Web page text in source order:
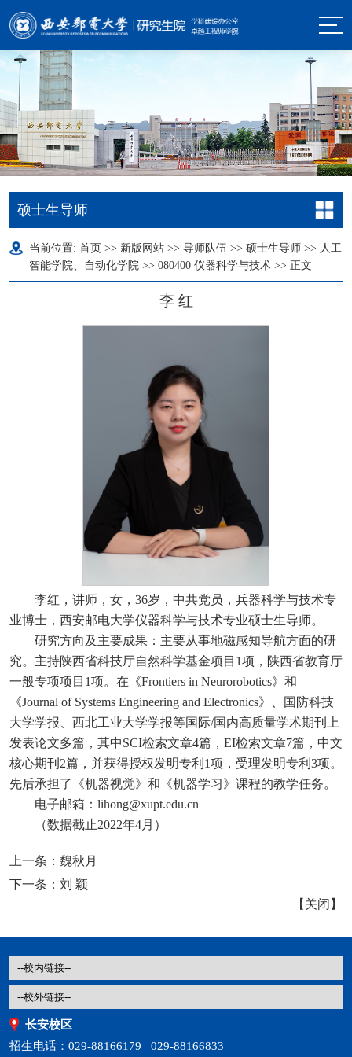
硕士生导师
当前位置: 首页 >> 新版网站 >> 导师队伍 >> 硕士生导师 >> 人工
智能学院、自动化学院 >> 080400 仪器科学与技术 >> 正文
李 红
李红，讲师，女，36岁，中共党员，兵器科学与技术专
业博士，西安邮电大学仪器科学与技术专业硕士生导师。
研究方向及主要成果：主要从事地磁感知导航方面的研
究。主持陕西省科技厅自然科学基金项目1项，陕西省教育厅
一般专项项目1项。在《Frontiers in Neurorobotics》和
《Journal of Systems Engineering and Electronics》、国防科技
大学学报、西北工业大学学报等国际/国内高质量学术期刊上
发表论文多篇，其中SCI检索文章4篇，EI检索文章7篇，中文
核心期刊2篇，并获得授权发明专利1项，受理发明专利3项。
先后承担了《机器视觉》和《机器学习》课程的教学任务。
电子邮箱：lihong@xupt.edu.cn
（数据截止2022年4月）
上一条： 魏秋月
下一条： 刘 颖
【 关闭 】
长安校区
招生电话：029-88166179 029-88166833